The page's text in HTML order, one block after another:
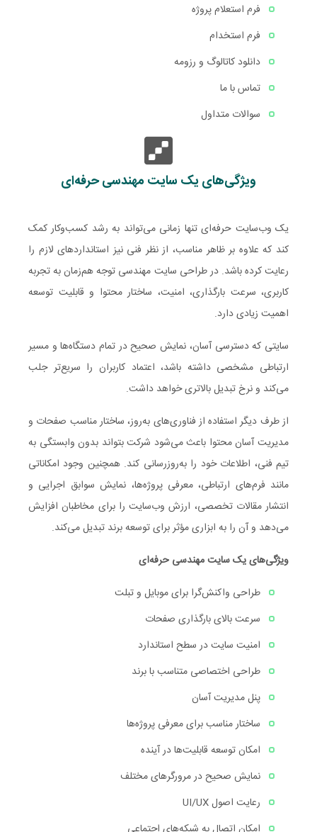
فرم استعلام پروژه
فرم استخدام
دانلود کاتالوگ و رزومه
تماس با ما
سوالات متداول
ویژگی‌های یک سایت مهندسی حرفه‌ای
یک وب‌سایت حرفه‌ای تنها زمانی می‌تواند به رشد کسب‌وکار کمک
کند که علاوه بر ظاهر مناسب، از نظر فنی نیز استانداردهای لازم را
رعایت کرده باشد. در طراحی سایت مهندسی توجه هم‌زمان به تجربه
کاربری، سرعت بارگذاری، امنیت، ساختار محتوا و قابلیت توسعه
اهمیت زیادی دارد.
سایتی که دسترسی آسان، نمایش صحیح در تمام دستگاه‌ها و مسیر
ارتباطی مشخصی داشته باشد، اعتماد کاربران را سریع‌تر جلب
می‌کند و نرخ تبدیل بالاتری خواهد داشت.
از طرف دیگر استفاده از فناوری‌های به‌روز، ساختار مناسب صفحات و
مدیریت آسان محتوا باعث می‌شود شرکت بتواند بدون وابستگی به
تیم فنی، اطلاعات خود را به‌روزرسانی کند. همچنین وجود امکاناتی
مانند فرم‌های ارتباطی، معرفی پروژه‌ها، نمایش سوابق اجرایی و
انتشار مقالات تخصصی، ارزش وب‌سایت را برای مخاطبان افزایش
می‌دهد و آن را به ابزاری مؤثر برای توسعه برند تبدیل می‌کند.
ویژگی‌های یک سایت مهندسی حرفه‌ای
طراحی واکنش‌گرا برای موبایل و تبلت
سرعت بالای بارگذاری صفحات
امنیت سایت در سطح استاندارد
طراحی اختصاصی متناسب با برند
پنل مدیریت آسان
ساختار مناسب برای معرفی پروژه‌ها
امکان توسعه قابلیت‌ها در آینده
نمایش صحیح در مرورگرهای مختلف
رعایت اصول UI/UX